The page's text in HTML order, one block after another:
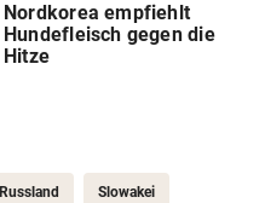
Nordkorea empfiehlt
Hundefleisch gegen die
Hitze
Russland Slowakei